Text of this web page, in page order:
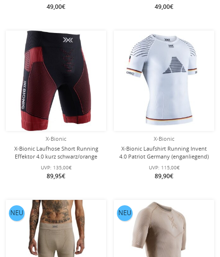
49,00€ 49,00€
X-Bionic
X-Bionic Laufhose Short Running
Effektor 4.0 kurz schwarz/orange
UVP: 135,00€
89,95€
X-Bionic
X-Bionic Laufshirt Running Invent
4.0 Patriot Germany (enganliegend)
UVP: 115,00€
89,90€
NEU NEU